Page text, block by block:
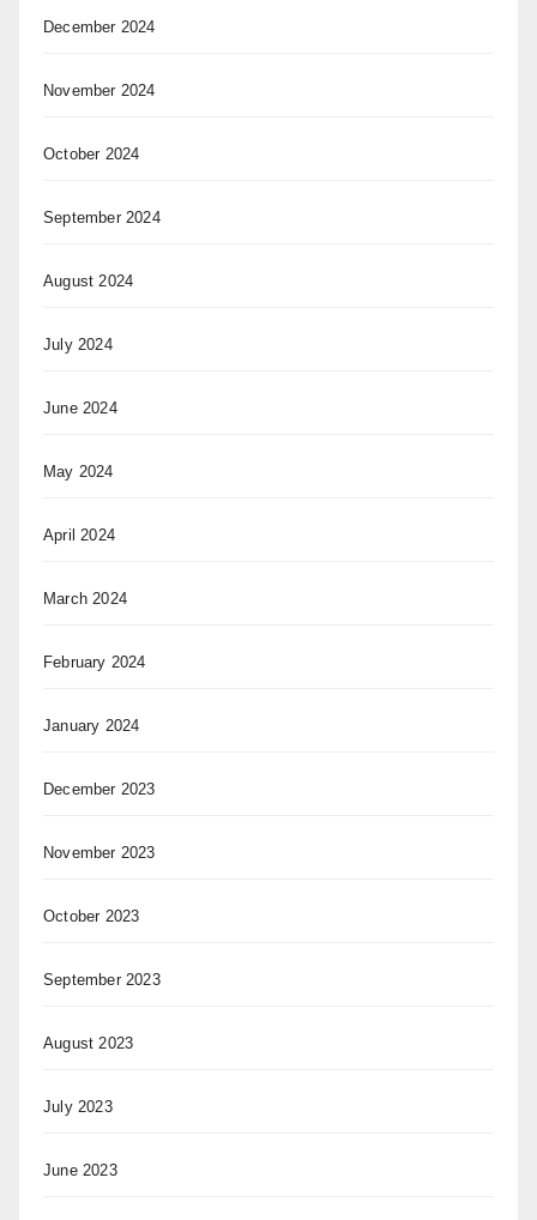
December 2024
November 2024
October 2024
September 2024
August 2024
July 2024
June 2024
May 2024
April 2024
March 2024
February 2024
January 2024
December 2023
November 2023
October 2023
September 2023
August 2023
July 2023
June 2023